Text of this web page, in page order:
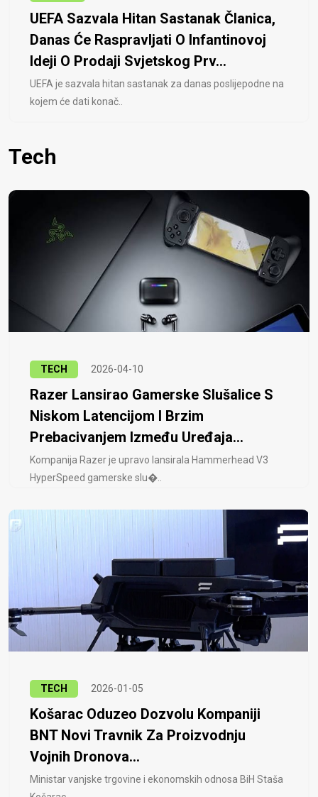
UEFA Sazvala Hitan Sastanak Članica,
Danas Će Raspravljati O Infantinovoj
Ideji O Prodaji Svjetskog Prv...
UEFA je sazvala hitan sastanak za danas poslijepodne na
kojem će dati konač..
Tech
TECH 2026-04-10
Razer Lansirao Gamerske Slušalice S
Niskom Latencijom I Brzim
Prebacivanjem Između Uređaja...
Kompanija Razer je upravo lansirala Hammerhead V3
HyperSpeed ​​gamerske slu�..
TECH 2026-01-05
Košarac Oduzeo Dozvolu Kompaniji
BNT Novi Travnik Za Proizvodnju
Vojnih Dronova...
Ministar vanjske trgovine i ekonomskih odnosa BiH Staša